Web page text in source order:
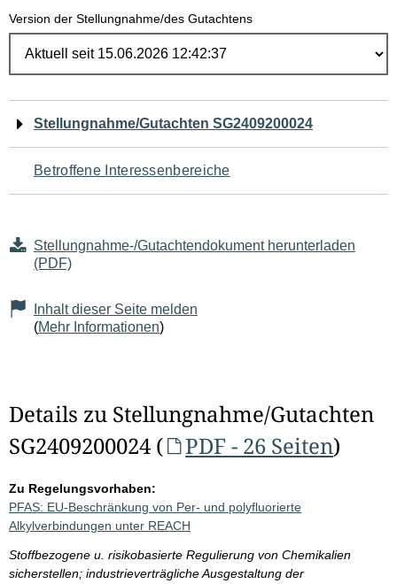
Version der Stellungnahme/des Gutachtens
Navigation
für
den
Seiteninhalt
Stellungnahme/Gutachten SG2409200024
Betroffene Interessenbereiche
Stellungnahme-/Gutachtendokument herunterladen
(PDF)
Inhalt dieser Seite melden
(Mehr Informationen)
Details zu Stellungnahme/Gutachten
SG2409200024 (
PDF - 26 Seiten)
Zu Regelungsvorhaben:
PFAS: EU-Beschränkung von Per- und polyfluorierte
Alkylverbindungen unter REACH
Stoffbezogene u. risikobasierte Regulierung von Chemikalien
sicherstellen; industrieverträgliche Ausgestaltung der